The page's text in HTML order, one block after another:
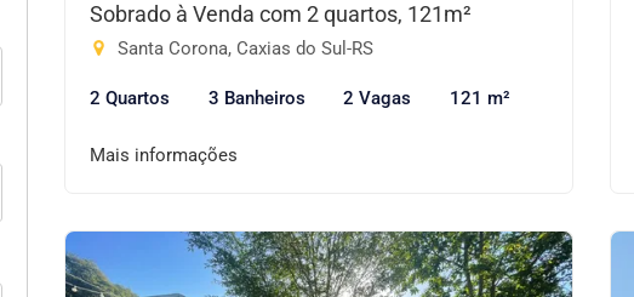
Sobrado à Venda com 2 quartos, 121m²
Santa Corona, Caxias do Sul-RS
2 Quartos 3 Banheiros 2 Vagas 121 m²
Mais informações